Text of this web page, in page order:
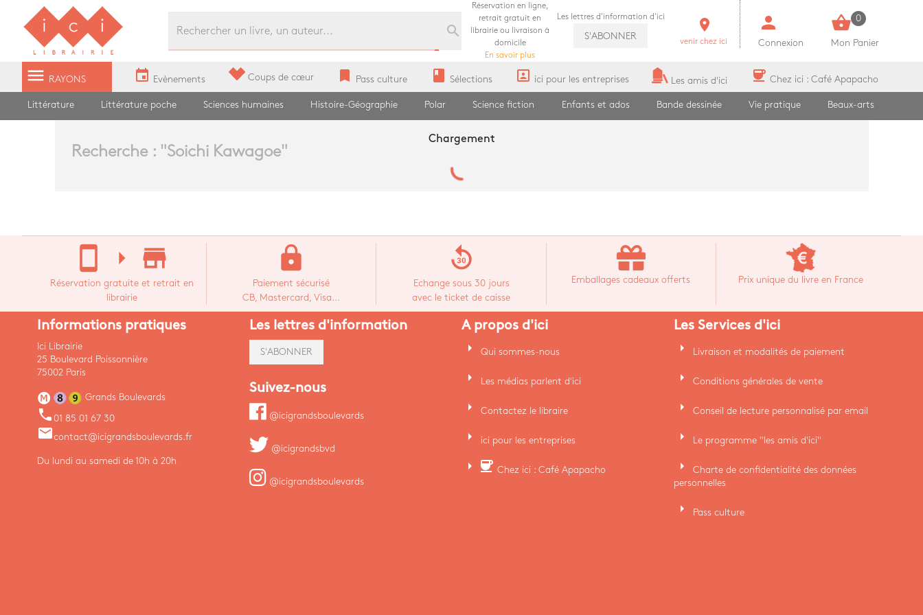
Librairie Ici Grands Boulevards
search
Réservation en ligne,
retrait gratuit en
librairie ou livraison à
domicile
En savoir plus
Les lettres d'information d'ici
S'ABONNER
room
venir chez ici
person
Connexion
shopping_basket 0
Mon Panier
menu RAYONS event Evènements Coups de cœur bookmark Pass culture book Sélections portrait ici pour les entreprises Les amis d'ici coffee Chez ici : Café Apapacho
Littérature Littérature poche Sciences humaines Histoire-Géographie Polar Science fiction Enfants et ados Bande dessinée Vie pratique Beaux-arts
Recherche : "Soichi Kawagoe"
Chargement
stay_current_portrait arrow_right store_mall_directory
Réservation gratuite et retrait en
librairie
lock
Paiement sécurisé
CB, Mastercard, Visa...
replay_30
Echange sous 30 jours
avec le ticket de caisse
Emballages cadeaux offerts Prix unique du livre en France
Informations pratiques
Ici Librairie
25 Boulevard Poissonnière
75002 Paris
Grands Boulevards
phone 01 85 01 67 30
emailcontact@icigrandsboulevards.fr
Du lundi au samedi de 10h à 20h
Les lettres d'information
S'ABONNER
Suivez-nous
@icigrandsboulevards
@icigrandsbvd
@icigrandsboulevards
A propos d'ici
arrow_right Qui sommes-nous
arrow_right Les médias parlent d'ici
arrow_right Contactez le libraire
arrow_right ici pour les entreprises
arrow_right coffee Chez ici : Café Apapacho
Les Services d'ici
arrow_right Livraison et modalités de paiement
arrow_right Conditions générales de vente
arrow_right Conseil de lecture personnalisé par email
arrow_right Le programme "les amis d'ici"
arrow_right
Charte de confidentialité des données
personnelles
arrow_right Pass culture